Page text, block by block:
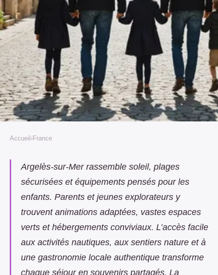
Pourquoi argelès est une
destination familiale idéale
15 août 2025 9 min de lecture
Accueil ›France
Argelès-sur-Mer rassemble soleil, plages
sécurisées et équipements pensés pour les
enfants. Parents et jeunes explorateurs y
trouvent animations adaptées, vastes espaces
verts et hébergements conviviaux. L’accès facile
aux activités nautiques, aux sentiers nature et à
une gastronomie locale authentique transforme
chaque séjour en souvenirs partagés. La